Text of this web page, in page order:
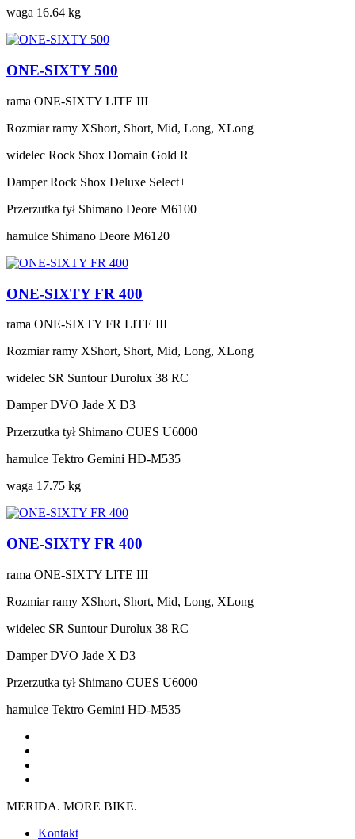
waga 16.64 kg
ONE-SIXTY 500
rama ONE-SIXTY LITE III
Rozmiar ramy XShort, Short, Mid, Long, XLong
widelec Rock Shox Domain Gold R
Damper Rock Shox Deluxe Select+
Przerzutka tył Shimano Deore M6100
hamulce Shimano Deore M6120
ONE-SIXTY FR 400
rama ONE-SIXTY FR LITE III
Rozmiar ramy XShort, Short, Mid, Long, XLong
widelec SR Suntour Durolux 38 RC
Damper DVO Jade X D3
Przerzutka tył Shimano CUES U6000
hamulce Tektro Gemini HD-M535
waga 17.75 kg
ONE-SIXTY FR 400
rama ONE-SIXTY LITE III
Rozmiar ramy XShort, Short, Mid, Long, XLong
widelec SR Suntour Durolux 38 RC
Damper DVO Jade X D3
Przerzutka tył Shimano CUES U6000
hamulce Tektro Gemini HD-M535
MERIDA. MORE BIKE.
Kontakt